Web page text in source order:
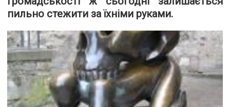
пильно стежити за їхніми руками.